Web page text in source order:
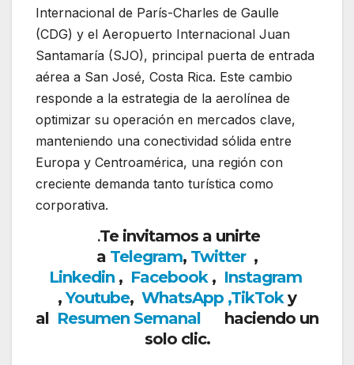
Internacional de París-Charles de Gaulle
(CDG) y el Aeropuerto Internacional Juan
Santamaría (SJO), principal puerta de entrada
aérea a San José, Costa Rica. Este cambio
responde a la estrategia de la aerolínea de
optimizar su operación en mercados clave,
manteniendo una conectividad sólida entre
Europa y Centroamérica, una región con
creciente demanda tanto turística como
corporativa.
.Te invitamos a unirte
a Telegram, Twitter ,
Linkedin, Facebook, Instagram
,Youtube, WhatsApp ,TikToky
al Resumen Semanal haciendo un
solo clic.